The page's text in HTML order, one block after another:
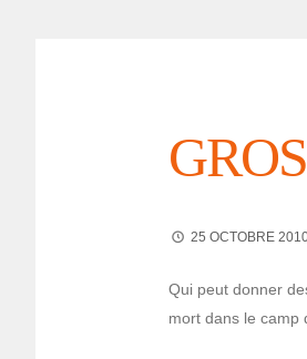
25 OCTOBRE
Qui peut donner
mort dans le camp